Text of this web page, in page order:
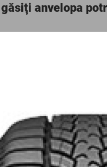
anvelopa